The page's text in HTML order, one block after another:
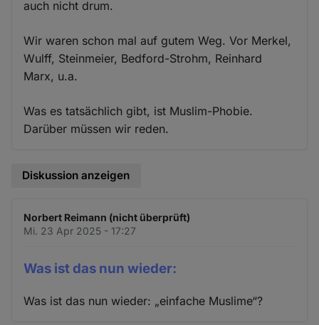
auch nicht drum.
Wir waren schon mal auf gutem Weg. Vor Merkel,
Wulff, Steinmeier, Bedford-Strohm, Reinhard
Marx, u.a.
Was es tatsächlich gibt, ist Muslim-Phobie.
Darüber müssen wir reden.
Diskussion anzeigen
Norbert Reimann (nicht überprüft)
Mi. 23 Apr 2025 - 17:27
Was ist das nun wieder:
Was ist das nun wieder: „einfache Muslime“?